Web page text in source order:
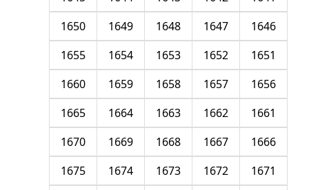
1646
1647
1648
1649
1650
1651
1652
1653
1654
1655
1656
1657
1658
1659
1660
1661
1662
1663
1664
1665
1666
1667
1668
1669
1670
1671
1672
1673
1674
1675